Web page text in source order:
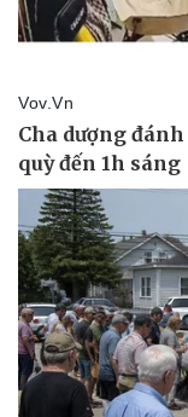
Pháp luật
Tư vấn luật